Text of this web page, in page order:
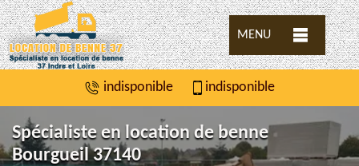
MENU
indisponible indisponible
Spécialiste en location de benne
Bourgueil 37140